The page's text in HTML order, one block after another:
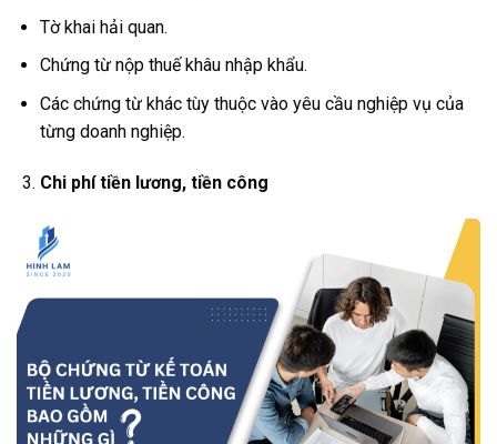
Tờ khai hải quan.
Chứng từ nộp thuế khâu nhập khẩu.
Các chứng từ khác tùy thuộc vào yêu cầu nghiệp vụ của
từng doanh nghiệp.
Chi phí tiền lương, tiền công